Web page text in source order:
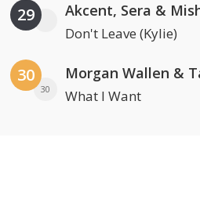
29 Akcent, Sera &
Don't Leave (Kylie)
30
30
Morgan Wallen &
What I Want